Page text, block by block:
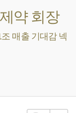
약 회장
매출 기대감 넥